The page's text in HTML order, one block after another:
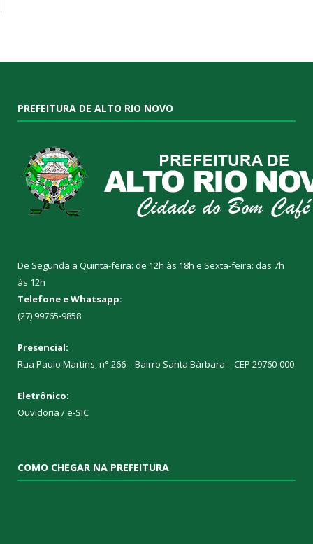
PREFEITURA DE ALTO RIO NOVO
De Segunda a Quinta-feira: de 12h às 18h e Sexta-feira: das 7h
às 12h
Telefone e Whatsapp:
(27) 99765-9858
Presencial:
Rua Paulo Martins, n° 266 – Bairro Santa Bárbara – CEP 29760-000
Eletrônico:
Ouvidoria /e-SIC
COMO CHEGAR NA PREFEITURA